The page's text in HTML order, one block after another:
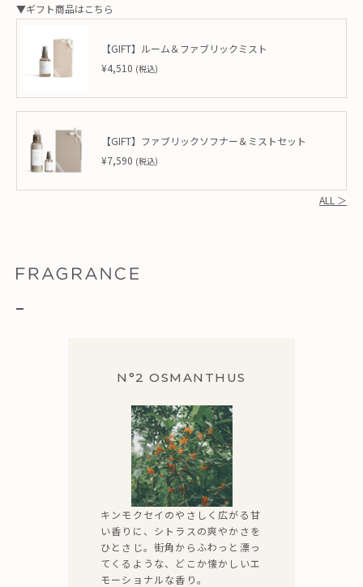
▼ギフト商品はこちら
【GIFT】ルーム＆ファブリックミスト
¥4,510 (税込)
【GIFT】ファブリックソフナー＆ミストセット
¥7,590 (税込)
ALL ＞
N°2 OSMANTHUS
キンモクセイのやさしく広がる甘
い香りに、シトラスの爽やかさを
ひとさじ。街角からふわっと漂っ
てくるような、どこか懐かしいエ
モーショナルな香り。